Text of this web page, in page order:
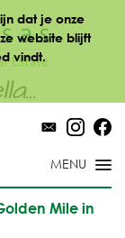
dat je onze
website blijft
vindt.
Mile in